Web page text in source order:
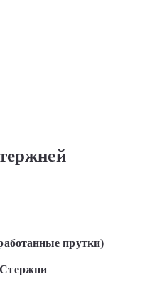
прутки)